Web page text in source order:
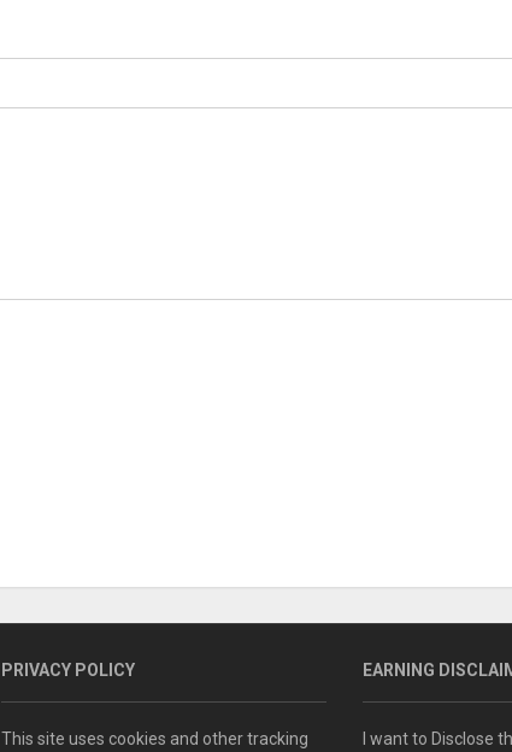
PRIVACY POLICY
This site uses cookies and other tracking
EARNING
I want to Disclose